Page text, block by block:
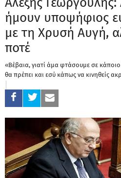
ήμουν υποψήφιος
με τη Χρυσή Αυγή,
ποτέ
«Βέβαια, γιατί άμα φτάσουμε σε
θα πρέπει και εσύ κάπως να κινηθείς